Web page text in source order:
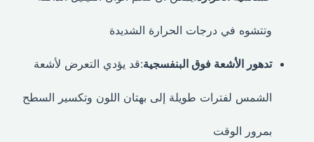
وتتشوه في درجات الحرارة الشديدة
تدهور الأشعة فوق البنفسجية:قد يؤدي التعرض لأشعة
الشمس لفترات طويلة إلى بهتان اللون وتكسير السطح
بمرور الوقت